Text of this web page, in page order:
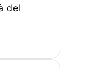
del